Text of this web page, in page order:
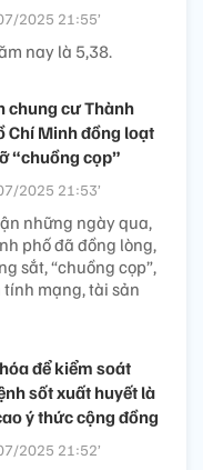
2025 21:55’
nay là 5,38.
chung cư Thành
Chí Minh đồng loạt
“chuồng cọp”
2025 21:53’
những ngày qua,
phố đã đồng lòng,
sắt, “chuồng cọp”,
mạng, tài sản
để kiểm soát
sốt xuất huyết là
ý thức cộng đồng
2025 21:52’